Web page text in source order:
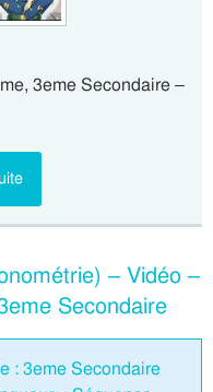
3eme Secondaire –
– Vidéo –
Secondaire
: 3eme Secondaire